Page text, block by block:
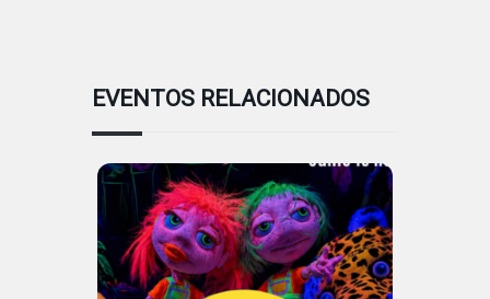
EVENTOS RELACIONADOS